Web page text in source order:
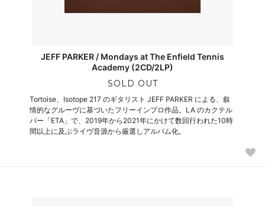
JEFF PARKER / Mondays at The Enfield Tennis
Academy (2CD/2LP)
SOLD OUT
Tortoise、Isotope 217 のギタリスト JEFF PARKER による、叙
情的なグルーヴに基づいたフリーインプロ作品。LA のカクテル
バー「ETA」で、2019年から2021年にかけて数回行われた10時
間以上に及ぶライヴ音源から厳選しアルバム化。